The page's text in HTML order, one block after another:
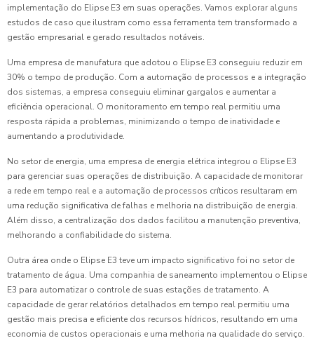
implementação do Elipse E3 em suas operações. Vamos explorar alguns
estudos de caso que ilustram como essa ferramenta tem transformado a
gestão empresarial e gerado resultados notáveis.
Uma empresa de manufatura que adotou o Elipse E3 conseguiu reduzir em
30% o tempo de produção. Com a automação de processos e a integração
dos sistemas, a empresa conseguiu eliminar gargalos e aumentar a
eficiência operacional. O monitoramento em tempo real permitiu uma
resposta rápida a problemas, minimizando o tempo de inatividade e
aumentando a produtividade.
No setor de energia, uma empresa de energia elétrica integrou o Elipse E3
para gerenciar suas operações de distribuição. A capacidade de monitorar
a rede em tempo real e a automação de processos críticos resultaram em
uma redução significativa de falhas e melhoria na distribuição de energia.
Além disso, a centralização dos dados facilitou a manutenção preventiva,
melhorando a confiabilidade do sistema.
Outra área onde o Elipse E3 teve um impacto significativo foi no setor de
tratamento de água. Uma companhia de saneamento implementou o Elipse
E3 para automatizar o controle de suas estações de tratamento. A
capacidade de gerar relatórios detalhados em tempo real permitiu uma
gestão mais precisa e eficiente dos recursos hídricos, resultando em uma
economia de custos operacionais e uma melhoria na qualidade do serviço.